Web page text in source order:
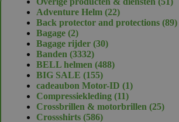
Adventure Helm 2222
producten
Back protector and protections 8989
Bagage 22
producten
Bagage rijder 3030
Banden 33323332
producten
BELL helmen 488488
BIG SALE 155155
producten
cadeaubon Motor-ID 11
Compressiekleding 1111
producten
Crossbrillen & motorbrillen 2525
Crossshirts 586586